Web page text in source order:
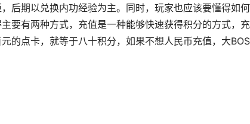
后期以兑换内功经验为主。同时，玩家也应该要懂得如
要有两种方式，充值是一种能够快速获得积分的方式，
的点卡，就等于八十积分，如果不想人民币充值，大